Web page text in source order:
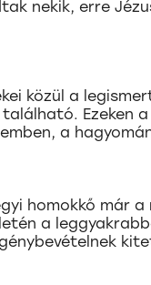
nekik, erre
közül a
a
homokkő már
a